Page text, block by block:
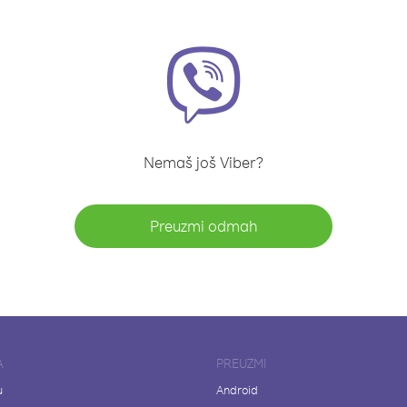
Nemaš još Viber?
Preuzmi odmah
PREUZMI
Android